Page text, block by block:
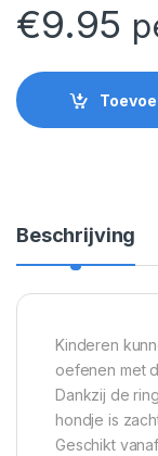
€9.95
Beschrijving
Kinderen
oefenen met
Dankzij de
hondje is
Geschikt